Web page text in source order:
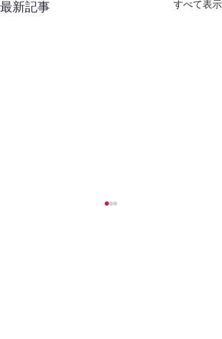
最新記事 すべて表示